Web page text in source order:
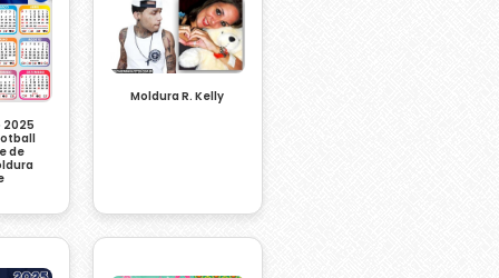
2025
de
Moldura R. Kelly